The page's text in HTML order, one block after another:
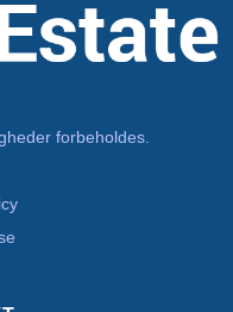
forbeholdes.